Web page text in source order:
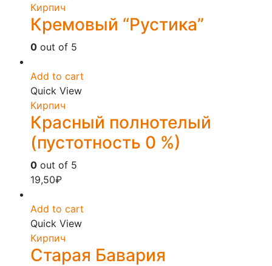
Кирпич
Кремовый “Рустика”
0 out of 5
Add to cart
Quick View
Кирпич
Красный полнотелый
(пустотность 0 %)
0 out of 5
19,50₽
Add to cart
Quick View
Кирпич
Старая Бавария